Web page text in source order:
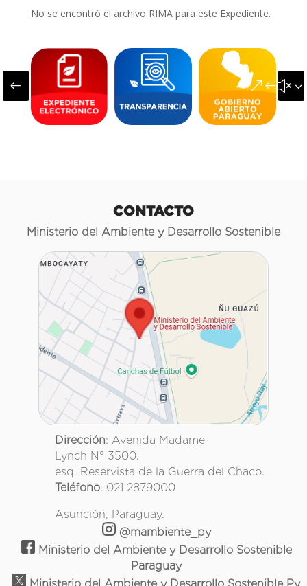
No se encontró el archivo RIMA para este Expediente.
#
CONTACTO
Ministerio del Ambiente y Desarrollo Sostenible
Dirección: Avenida Madame
Lynch N° 3500.
esq. Reservista de la Guerra del Chaco.
Teléfono: 021 2879000
Asunción, Paraguay.
@mambiente_py
Ministerio del Ambiente y Desarrollo Sostenible
Paraguay